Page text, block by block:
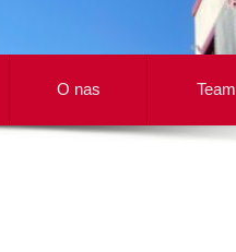
O nas Team